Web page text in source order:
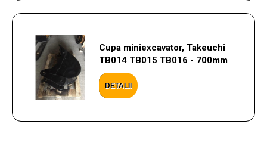
Cupa miniexcavator, Takeuchi
TB014 TB015 TB016 - 700mm
DETALII